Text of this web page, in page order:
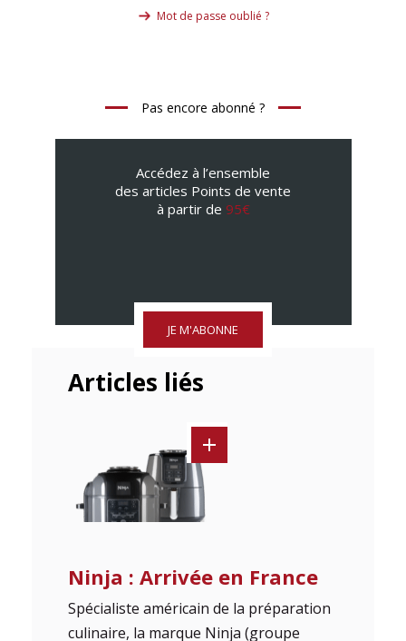
Mot de passe oublié ?
Pas encore abonné ?
Accédez à l’ensemble
des articles Points de vente
à partir de 95€
JE M'ABONNE
Articles liés
Ninja : Arrivée en France
Spécialiste américain de la préparation
culinaire, la marque Ninja (groupe